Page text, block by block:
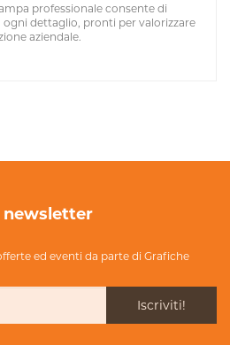
professionale consente di
dettaglio, pronti per valorizzare
aziendale.
newsletter
ed eventi da parte di Grafiche
Iscriviti!